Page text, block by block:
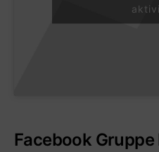
Facebook